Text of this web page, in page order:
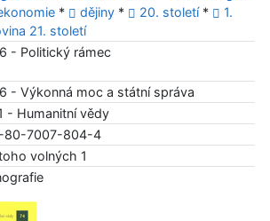
* dějiny* 20. století*
1.
21. století
- Politický rámec
- Výkonná moc a státní správa
- Humanitní vědy
80-7007-804-4
volných 1